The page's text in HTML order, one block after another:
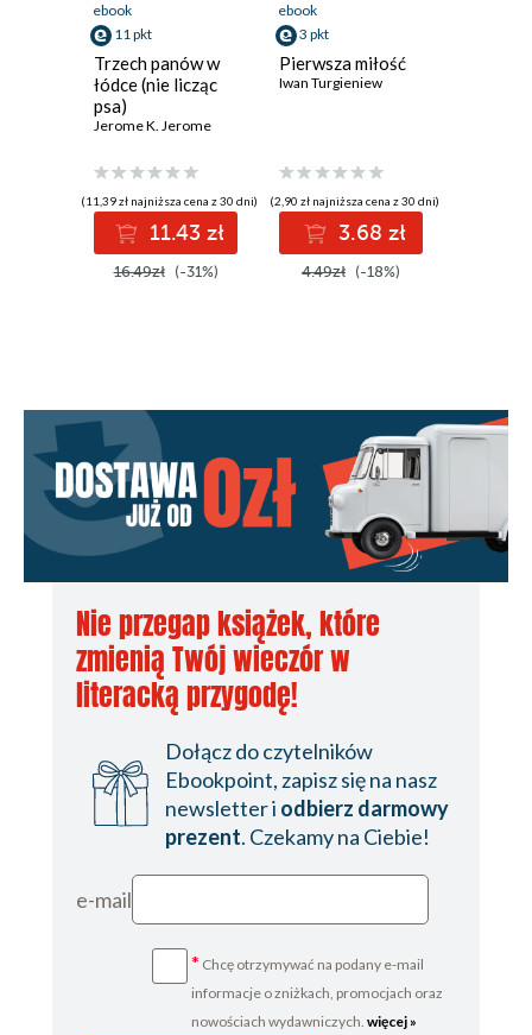
ebook
11 pkt
Trzech panów w
łódce (nie licząc
psa)
Jerome K. Jerome
(11,39 zł najniższa cena z 30 dni)
11.43 zł
16.49zł (-31%)
ebook
3 pkt
Pierwsza miłość
Iwan Turgieniew
(2,90 zł najniższa cena z 30 dni)
3.68 zł
4.49zł (-18%)
Nie przegap książek, które
zmienią Twój wieczór w
literacką przygodę!
Dołącz do czytelników
Ebookpoint, zapisz się na nasz
newsletter i odbierz darmowy
prezent. Czekamy na Ciebie!
e-mail
* Chcę otrzymywać na podany e-mail
informacje o zniżkach, promocjach oraz
nowościach wydawniczych. więcej »